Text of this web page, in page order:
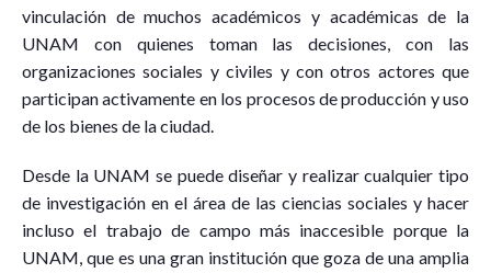
vinculación de muchos académicos y académicas de la
UNAM con quienes toman las decisiones, con las
organizaciones sociales y civiles y con otros actores que
participan activamente en los procesos de producción y uso
de los bienes de la ciudad.
Desde la UNAM se puede diseñar y realizar cualquier tipo
de investigación en el área de las ciencias sociales y hacer
incluso el trabajo de campo más inaccesible porque la
UNAM, que es una gran institución que goza de una amplia